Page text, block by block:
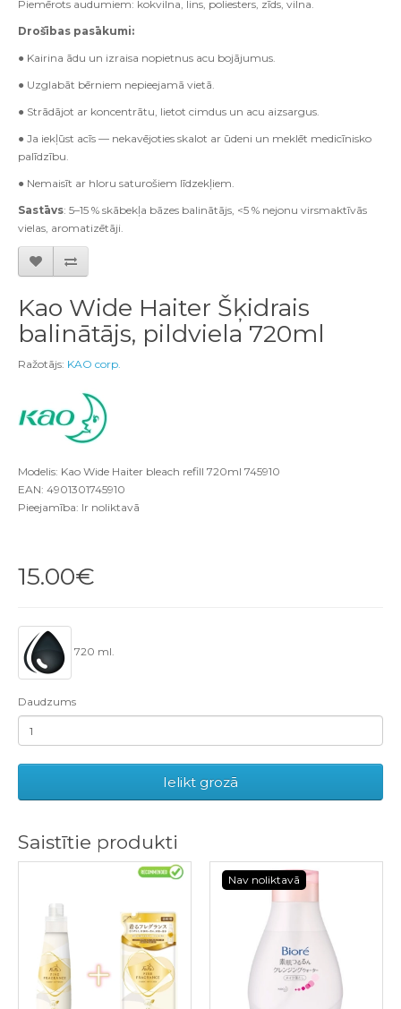
Piemērots audumiem: kokvilna, lins, poliesters, zīds, vilna.
Drošības pasākumi:
● Kairina ādu un izraisa nopietnus acu bojājumus.
● Uzglabāt bērniem nepieejamā vietā.
● Strādājot ar koncentrātu, lietot cimdus un acu aizsargus.
● Ja iekļūst acīs — nekavējoties skalot ar ūdeni un meklēt medicīnisko
palīdzību.
● Nemaisīt ar hloru saturošiem līdzekļiem.
Sastāvs: 5–15 % skābekļa bāzes balinātājs, <5 % nejonu virsmaktīvās
vielas, aromatizētāji.
Kao Wide Haiter Šķidrais
balinātājs, pildviela 720ml
Ražotājs: KAO corp.
Modelis: Kao Wide Haiter bleach refill 720ml 745910
EAN: 4901301745910
Pieejamība: Ir noliktavā
15.00€
720 ml.
Daudzums
Ielikt grozā
Saistītie produkti
Nav noliktavā